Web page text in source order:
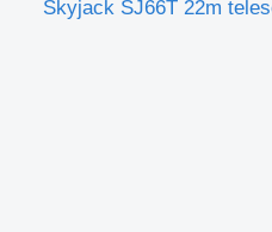
Skyjack SJ66T 22m